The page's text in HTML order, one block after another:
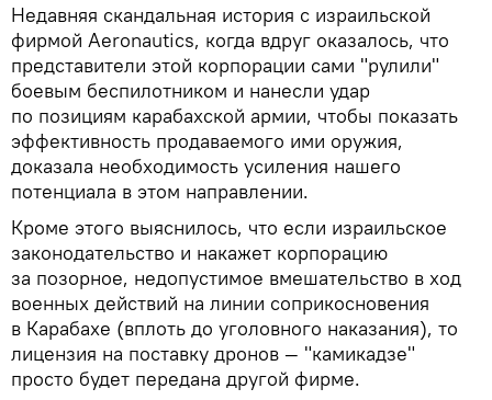
Недавняя скандальная история с израильской
фирмой Aeronautics, когда вдруг оказалось, что
представители этой корпорации сами "рулили"
боевым беспилотником и нанесли удар
по позициям карабахской армии, чтобы показать
эффективность продаваемого ими оружия,
доказала необходимость усиления нашего
потенциала в этом направлении.
Кроме этого выяснилось, что если израильское
законодательство и накажет корпорацию
за позорное, недопустимое вмешательство в ход
военных действий на линии соприкосновения
в Карабахе (вплоть до уголовного наказания), то
лицензия на поставку дронов — "камикадзе"
просто будет передана другой фирме.